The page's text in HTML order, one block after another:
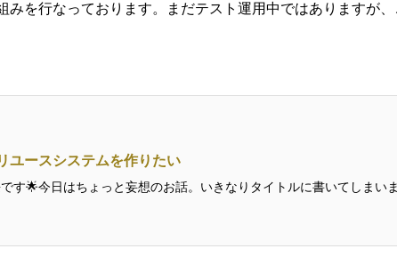
みを行なっております。まだテスト運用中ではありますが
ユースシステムを作りたい
す🌟今日はちょっと妄想のお話。いきなりタイトルに書いてしまい